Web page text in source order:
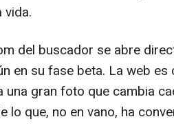
vida.
del buscador se abre
en su fase beta. La web
una gran foto que cambia
lo que, no en vano, ha